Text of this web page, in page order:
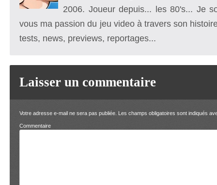
2006. Joueur depuis... les 80's... Je
vous ma passion du jeu video à travers son
tests, news, previews, reportages...
Laisser un commentaire
Votre adresse e-mail ne sera pas publiée. Les champs obligatoires sont indiqués